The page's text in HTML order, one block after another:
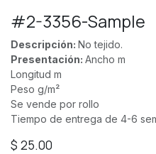
#2-3356-Sample
Descripción: No tejido.
Presentación: Ancho m
Longitud m
Peso g/m²
Se vende por rollo
Tiempo de entrega de 4-6
$ 25.00